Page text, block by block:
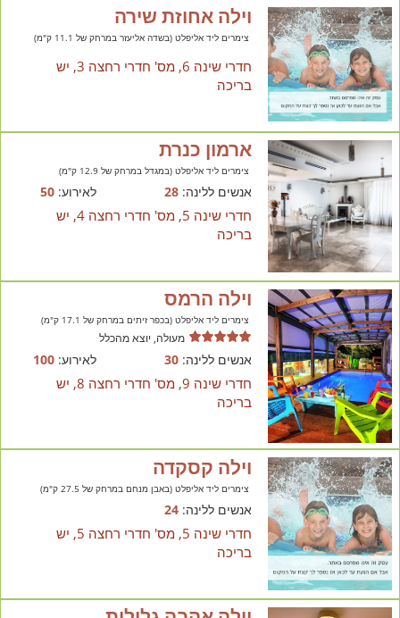
וילה אחוזת שירה
צימרים ליד אליפלט (בשדה אליעזר במרחק של 11.1 ק"מ)
חדרי שינה 6, מס' חדרי רחצה 3, יש
בריכה
ארמון כנרת
צימרים ליד אליפלט (במגדל במרחק של 12.9 ק"מ)
אנשים ללינה:28 לאירוע:50
חדרי שינה 5, מס' חדרי רחצה 4, יש
בריכה
וילה הרמס
צימרים ליד אליפלט (בכפר זיתים במרחק של 17.1 ק"מ)
מעולה, יוצא מהכלל
אנשים ללינה:30 לאירוע:100
חדרי שינה 9, מס' חדרי רחצה 8, יש
בריכה
וילה קסקדה
צימרים ליד אליפלט (באבן מנחם במרחק של 27.5 ק"מ)
אנשים ללינה:24
חדרי שינה 5, מס' חדרי רחצה 5, יש
בריכה